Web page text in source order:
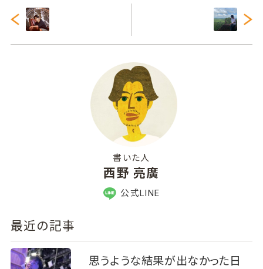
書いた人
西野 亮廣
公式LINE
最近の記事
思うような結果が出なかった日